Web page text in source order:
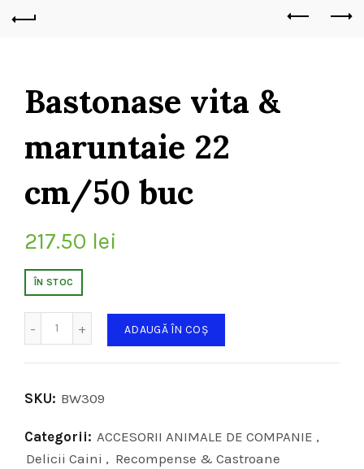
Bastonase vita &
maruntaie 22
cm/50 buc
217.50 lei
ÎN STOC
ADAUGĂ ÎN COȘ
SKU: BW309
Categorii: ACCESORII ANIMALE DE COMPANIE ,
Delicii Caini , Recompense & Castroane